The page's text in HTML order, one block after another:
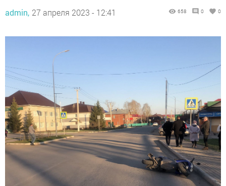
admin, 27 апреля 2023 - 12:41 658 0 0